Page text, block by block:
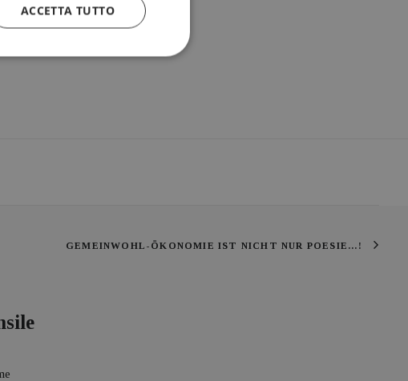
GEMEINWOHL-ÖKONOMIE IST NICHT NUR POESIE...!
ACCETTA TUTTO